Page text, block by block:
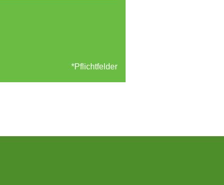
*Pflichtfelder